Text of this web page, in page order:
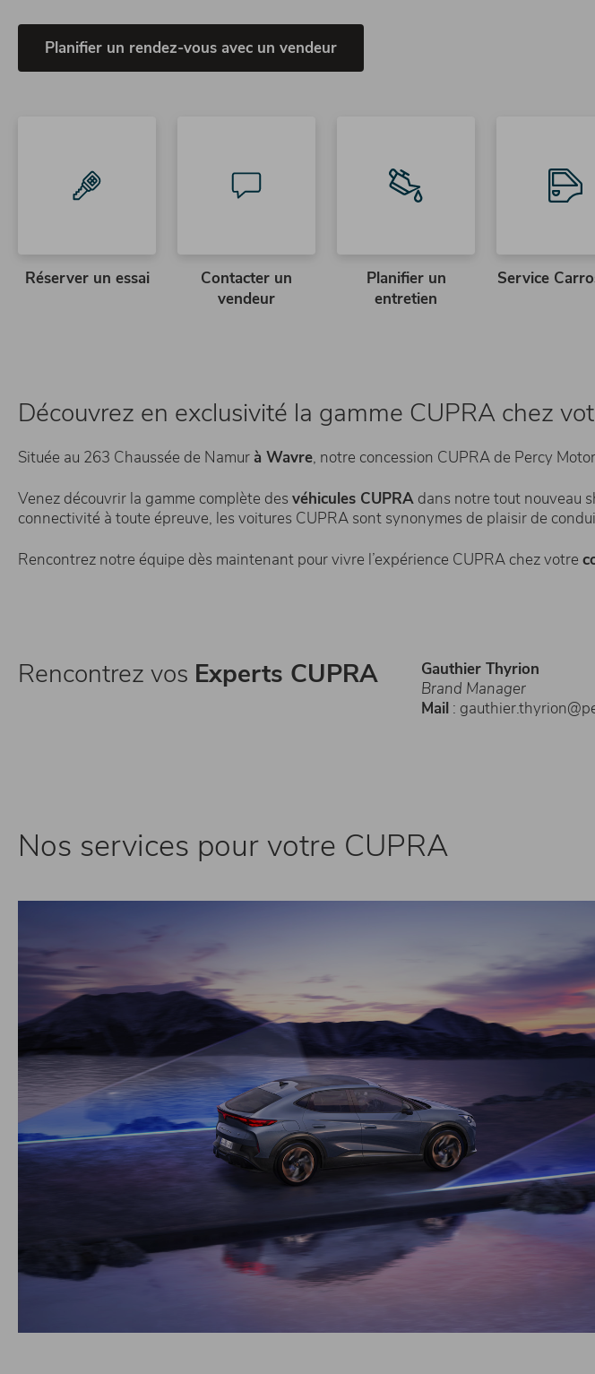
Planifier un rendez-vous avec un vendeur
Réserver un essai
Contacter un
vendeur
Planifier un
entretien
Service
Découvrez en exclusivité la gamme CUPRA chez
Située au 263 Chaussée de Namurà Wavre, notre concession CUPRA de Percy
Venez découvrir la gamme complète des véhicules CUPRA dans notre tout nouveau
connectivité à toute épreuve, les voitures CUPRA sont synonymes de plaisir de
Rencontrez notre équipe dès maintenant pour vivre l’expérience CUPRA chez votre
Rencontrez vos Experts CUPRA
Gauthier Thyrion
Brand Manager
Mail :
Nos services pour votre CUPRA